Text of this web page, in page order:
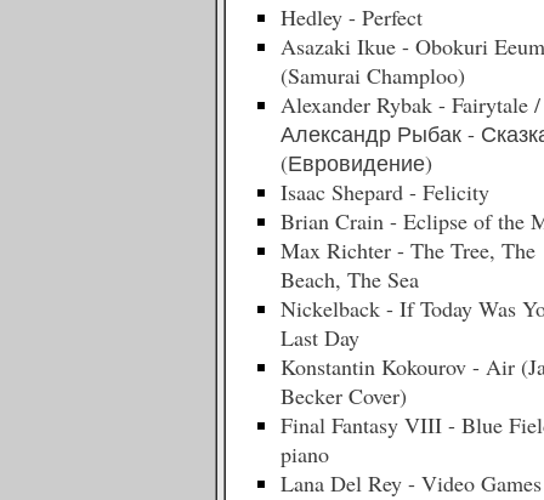
Hedley - Perfect
Asazaki Ikue - Obokuri
(Samurai Champloo)
Alexander Rybak - Fairytale /
Александр Рыбак -
(Евровидение)
Isaac Shepard - Felicity
Brian Crain - Eclipse of the
Max Richter - The Tree, The
Beach, The Sea
Nickelback - If Today Was
Last Day
Konstantin Kokourov - Air
Becker Cover)
Final Fantasy VIII - Blue
piano
Lana Del Rey - Video Games